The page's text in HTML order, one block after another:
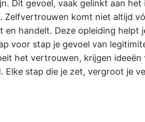
Dit gevoel, vaak gelinkt aan
Zelfvertrouwen komt niet altijd
en handelt. Deze opleiding helpt
voor stap je gevoel van
het vertrouwen, krijgen
Elke stap die je zet, vergroot je